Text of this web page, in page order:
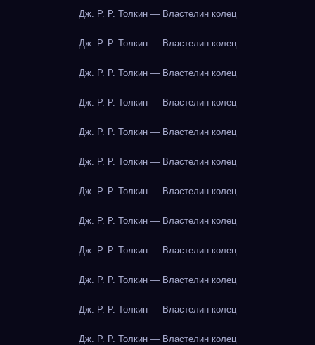
Дж. Р. Р. Толкин — Властелин колец
Дж. Р. Р. Толкин — Властелин колец
Дж. Р. Р. Толкин — Властелин колец
Дж. Р. Р. Толкин — Властелин колец
Дж. Р. Р. Толкин — Властелин колец
Дж. Р. Р. Толкин — Властелин колец
Дж. Р. Р. Толкин — Властелин колец
Дж. Р. Р. Толкин — Властелин колец
Дж. Р. Р. Толкин — Властелин колец
Дж. Р. Р. Толкин — Властелин колец
Дж. Р. Р. Толкин — Властелин колец
Дж. Р. Р. Толкин — Властелин колец